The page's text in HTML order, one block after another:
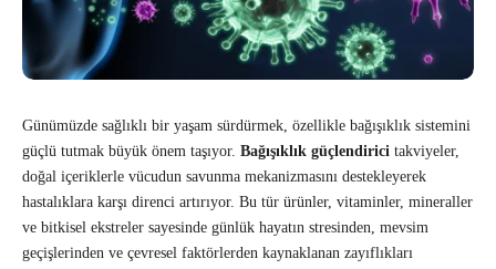
Günümüzde sağlıklı bir yaşam sürdürmek, özellikle bağışıklık sistemini
güçlü tutmak büyük önem taşıyor. Bağışıklık güçlendirici takviyeler,
doğal içeriklerle vücudun savunma mekanizmasını destekleyerek
hastalıklara karşı direnci artırıyor. Bu tür ürünler, vitaminler, mineraller
ve bitkisel ekstreler sayesinde günlük hayatın stresinden, mevsim
geçişlerinden ve çevresel faktörlerden kaynaklanan zayıflıkları